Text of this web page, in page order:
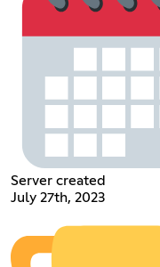
Server created
July 27th, 2023